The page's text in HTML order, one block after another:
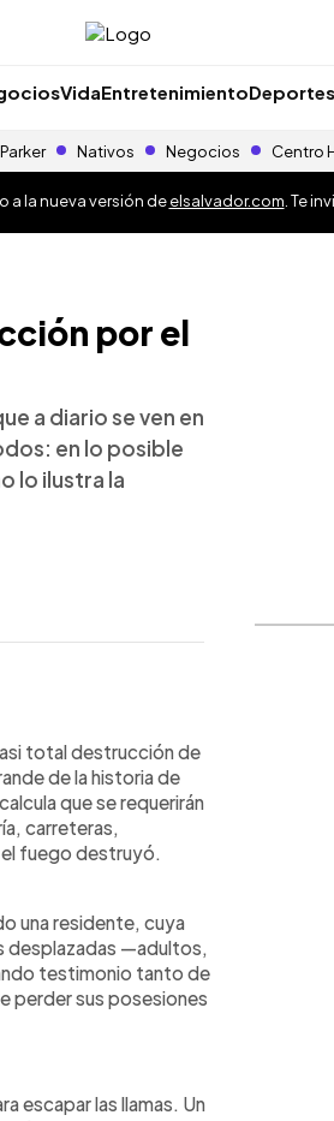
VidaEntretenimientoDeportes
Nativos Negocios Centro
a la nueva versión deelsalvador.com . Te
por el
a diario se ven en
en lo posible
lo ilustra la
total destrucción de
de la historia de
que se requerirán
carreteras,
fuego destruyó.
una residente, cuya
desplazadas —adultos,
testimonio tanto de
perder sus posesiones
escapar las llamas. Un